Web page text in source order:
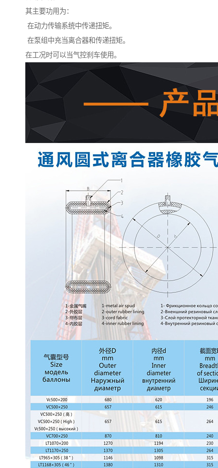
其主要功用为：
在动力传输系统中传递扭矩。
在泵组中充当离合器和传递扭矩。
在工况时可以当气控刹车使用。